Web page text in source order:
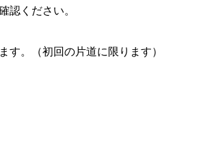
認ください。
す。（初回の片道に限ります）